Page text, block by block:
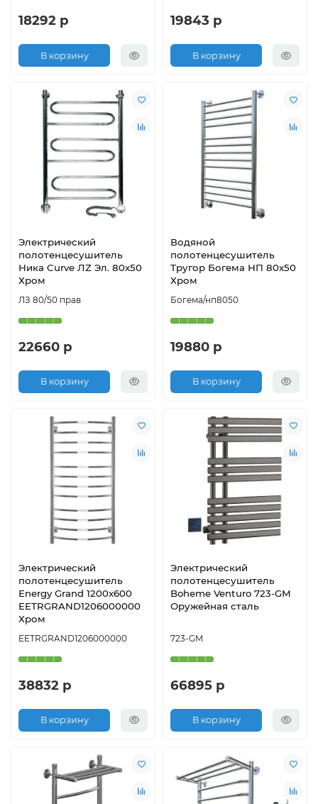
18292 р
В корзину
19843 р
В корзину
Электрический
полотенцесушитель
Ника Curve ЛZ Эл. 80x50
Хром
ЛЗ 80/50 прав
22660 р
В корзину
Водяной
полотенцесушитель
Тругор Богема НП 80x50
Хром
Богема/нп8050
19880 р
В корзину
Электрический
полотенцесушитель
Energy Grand 1200x600
EETRGRAND1206000000
Хром
EETRGRAND1206000000
38832 р
В корзину
Электрический
полотенцесушитель
Boheme Venturo 723-GM
Оружейная сталь
723-GM
66895 р
В корзину